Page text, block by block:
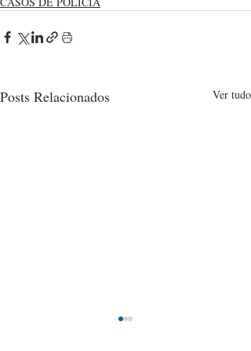
Posts Relacionados Ver tudo